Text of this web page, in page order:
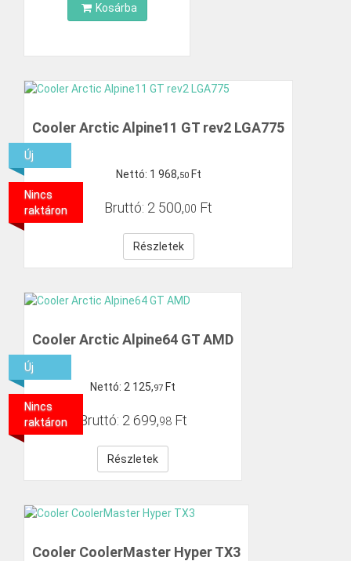
Kosárba
Cooler Arctic Alpine11 GT rev2 LGA775
Nettó: 1 968,50 Ft
Bruttó: 2 500,00 Ft
Részletek
Új
Nincs
raktáron
Cooler Arctic Alpine64 GT AMD
Nettó: 2 125,97 Ft
Bruttó: 2 699,98 Ft
Részletek
Új
Nincs
raktáron
Cooler CoolerMaster Hyper TX3